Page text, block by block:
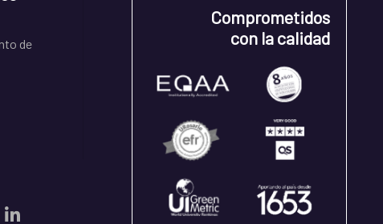
de
Comprometidos
con la calidad